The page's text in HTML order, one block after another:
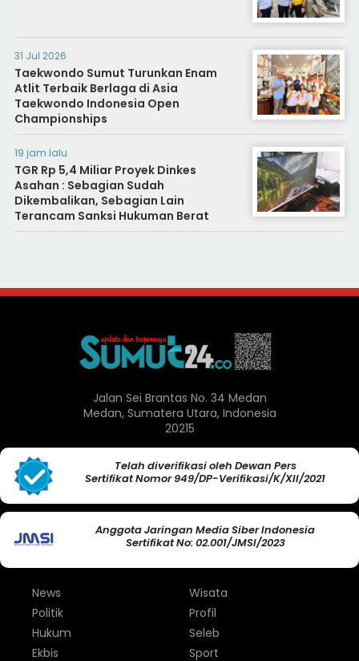
31 Jul 2026
Taekwondo Sumut Turunkan Enam
Atlit Terbaik Berlaga di Asia
Taekwondo Indonesia Open
Championships
19 jam lalu
TGR Rp 5,4 Miliar Proyek Dinkes
Asahan : Sebagian Sudah
Dikembalikan, Sebagian Lain
Terancam Sanksi Hukuman Berat
Jalan Sei Brantas No. 34 Medan
Medan, Sumatera Utara, Indonesia
20215
Telah diverifikasi oleh Dewan Pers
Sertifikat Nomor 949/DP-Verifikasi/K/XII/2021
Anggota Jaringan Media Siber Indonesia
Sertifikat No: 02.001/JMSI/2023
News
Politik
Hukum
Ekbis
Wisata
Profil
Seleb
Sport